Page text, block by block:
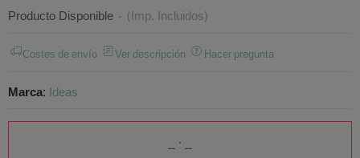
Producto Disponible - (Imp. Incluidos)
Costes de envío Ver descripción Hacer pregunta
Marca: Ideas